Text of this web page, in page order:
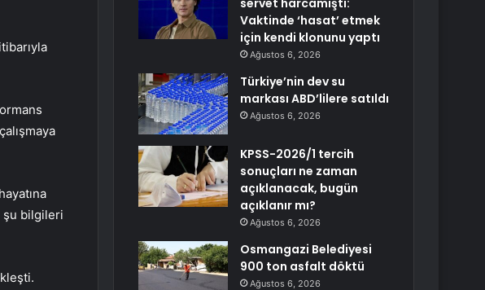
şu bilgileri
servet harcamıştı:
Vaktinde ‘hasat’ etmek
için kendi klonunu yaptı
Ağustos 6, 2026
Türkiye’nin dev su
markası ABD’lilere satıldı
Ağustos 6, 2026
KPSS-2026/1 tercih
sonuçları ne zaman
açıklanacak, bugün
açıklanır mı?
Ağustos 6, 2026
Osmangazi Belediyesi
900 ton asfalt döktü
Ağustos 6, 2026